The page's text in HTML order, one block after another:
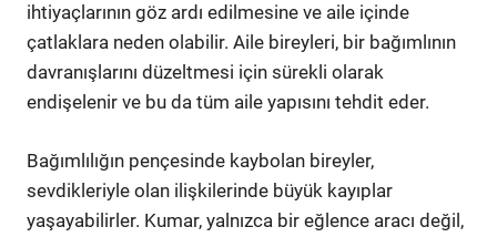
ihtiyaçlarının göz ardı edilmesine ve aile içinde
çatlaklara neden olabilir. Aile bireyleri, bir bağımlının
davranışlarını düzeltmesi için sürekli olarak
endişelenir ve bu da tüm aile yapısını tehdit eder.
Bağımlılığın pençesinde kaybolan bireyler,
sevdikleriyle olan ilişkilerinde büyük kayıplar
yaşayabilirler. Kumar, yalnızca bir eğlence aracı değil,